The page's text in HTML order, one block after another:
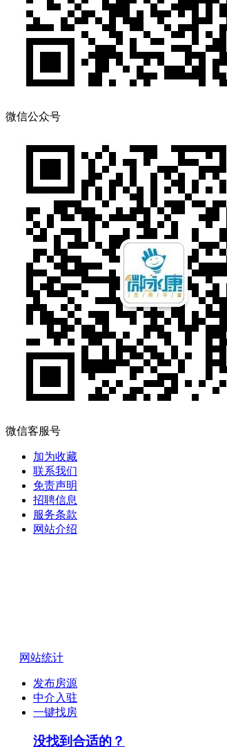
微信公众号
微信客服号
加为收藏
联系我们
免责声明
招聘信息
服务条款
网站介绍
网站统计
发布房源
中介入驻
一键找房
没找到合适的？